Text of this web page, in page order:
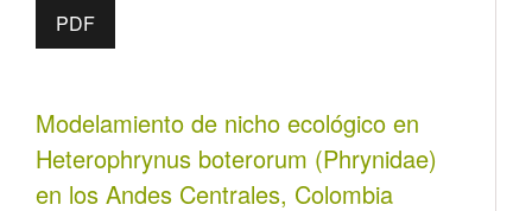
PDF
Modelamiento de nicho ecológico en
Heterophrynus boterorum (Phrynidae)
en los Andes Centrales, Colombia